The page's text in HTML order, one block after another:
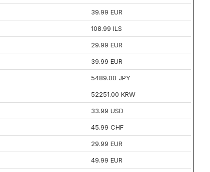
39.99 EUR
108.99 ILS
29.99 EUR
39.99 EUR
5489.00 JPY
52251.00 KRW
33.99 USD
45.99 CHF
29.99 EUR
49.99 EUR